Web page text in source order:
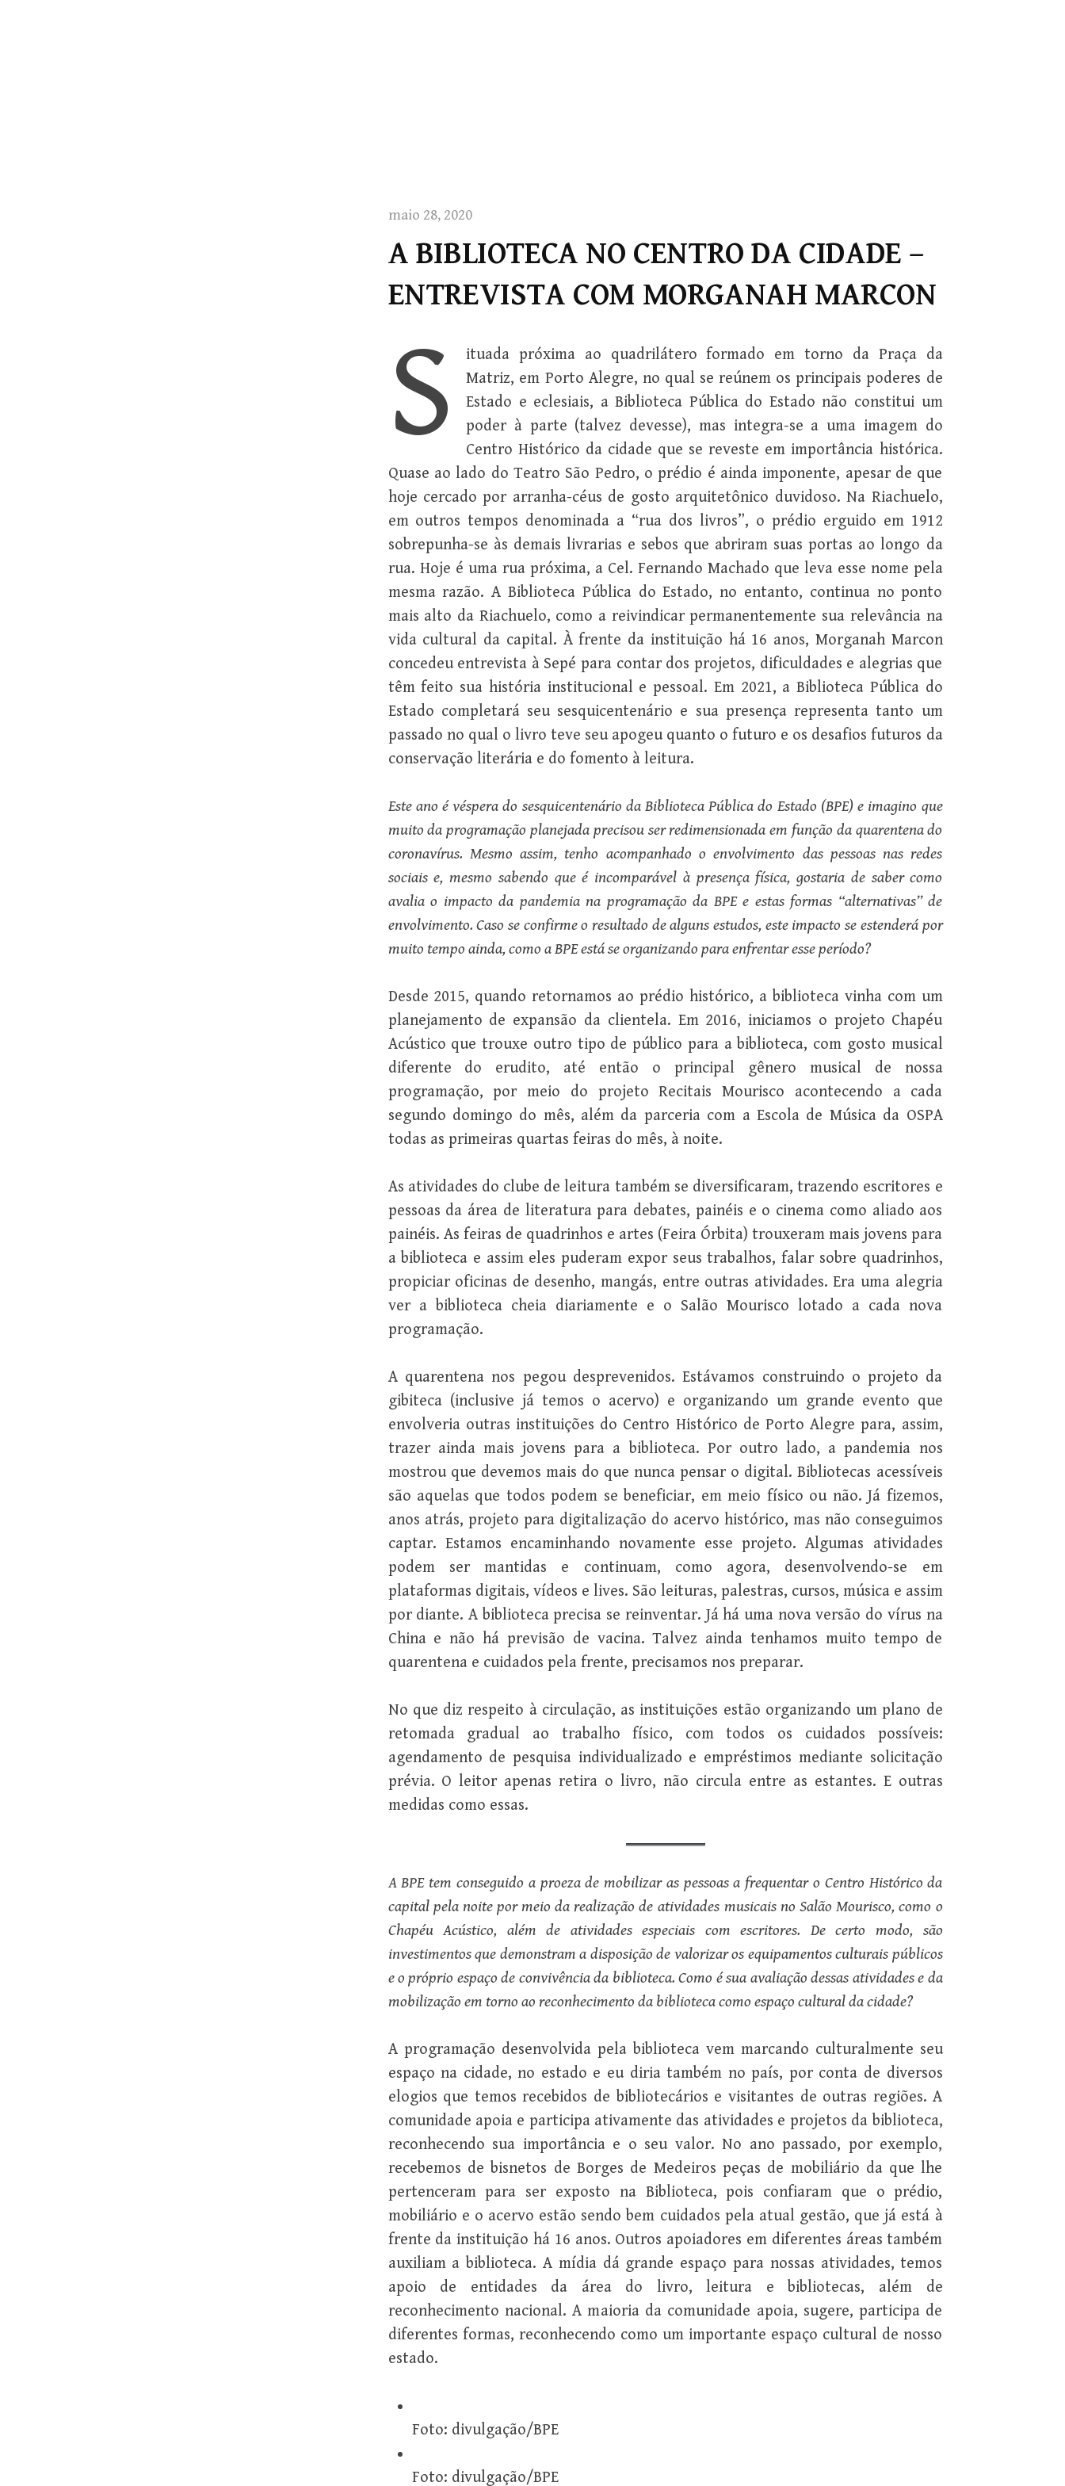
maio 28, 2020
A BIBLIOTECA NO CENTRO DA CIDADE –
ENTREVISTA COM MORGANAH MARCON
S
ituada próxima ao quadrilátero formado em torno da Praça da
Matriz, em Porto Alegre, no qual se reúnem os principais poderes de
Estado e eclesiais, a Biblioteca Pública do Estado não constitui um
poder à parte (talvez devesse), mas integra-se a uma imagem do
Centro Histórico da cidade que se reveste em importância histórica.
Quase ao lado do Teatro São Pedro, o prédio é ainda imponente, apesar de que
hoje cercado por arranha-céus de gosto arquitetônico duvidoso. Na Riachuelo,
em outros tempos denominada a “rua dos livros”, o prédio erguido em 1912
sobrepunha-se às demais livrarias e sebos que abriram suas portas ao longo da
rua. Hoje é uma rua próxima, a Cel. Fernando Machado que leva esse nome pela
mesma razão. A Biblioteca Pública do Estado, no entanto, continua no ponto
mais alto da Riachuelo, como a reivindicar permanentemente sua relevância na
vida cultural da capital. À frente da instituição há 16 anos, Morganah Marcon
concedeu entrevista à Sepé para contar dos projetos, dificuldades e alegrias que
têm feito sua história institucional e pessoal. Em 2021, a Biblioteca Pública do
Estado completará seu sesquicentenário e sua presença representa tanto um
passado no qual o livro teve seu apogeu quanto o futuro e os desafios futuros da
conservação literária e do fomento à leitura.
Este ano é véspera do sesquicentenário da Biblioteca Pública do Estado (BPE) e imagino que
muito da programação planejada precisou ser redimensionada em função da quarentena do
coronavírus. Mesmo assim, tenho acompanhado o envolvimento das pessoas nas redes
sociais e, mesmo sabendo que é incomparável à presença física, gostaria de saber como
avalia o impacto da pandemia na programação da BPE e estas formas “alternativas” de
envolvimento. Caso se confirme o resultado de alguns estudos, este impacto se estenderá por
muito tempo ainda, como a BPE está se organizando para enfrentar esse período?
Desde 2015, quando retornamos ao prédio histórico, a biblioteca vinha com um
planejamento de expansão da clientela. Em 2016, iniciamos o projeto Chapéu
Acústico que trouxe outro tipo de público para a biblioteca, com gosto musical
diferente do erudito, até então o principal gênero musical de nossa
programação, por meio do projeto Recitais Mourisco acontecendo a cada
segundo domingo do mês, além da parceria com a Escola de Música da OSPA
todas as primeiras quartas feiras do mês, à noite.
As atividades do clube de leitura também se diversificaram, trazendo escritores e
pessoas da área de literatura para debates, painéis e o cinema como aliado aos
painéis. As feiras de quadrinhos e artes (Feira Órbita) trouxeram mais jovens para
a biblioteca e assim eles puderam expor seus trabalhos, falar sobre quadrinhos,
propiciar oficinas de desenho, mangás, entre outras atividades. Era uma alegria
ver a biblioteca cheia diariamente e o Salão Mourisco lotado a cada nova
programação.
A quarentena nos pegou desprevenidos. Estávamos construindo o projeto da
gibiteca (inclusive já temos o acervo) e organizando um grande evento que
envolveria outras instituições do Centro Histórico de Porto Alegre para, assim,
trazer ainda mais jovens para a biblioteca. Por outro lado, a pandemia nos
mostrou que devemos mais do que nunca pensar o digital. Bibliotecas acessíveis
são aquelas que todos podem se beneficiar, em meio físico ou não. Já fizemos,
anos atrás, projeto para digitalização do acervo histórico, mas não conseguimos
captar. Estamos encaminhando novamente esse projeto. Algumas atividades
podem ser mantidas e continuam, como agora, desenvolvendo-se em
plataformas digitais, vídeos e lives. São leituras, palestras, cursos, música e assim
por diante. A biblioteca precisa se reinventar. Já há uma nova versão do vírus na
China e não há previsão de vacina. Talvez ainda tenhamos muito tempo de
quarentena e cuidados pela frente, precisamos nos preparar.
No que diz respeito à circulação, as instituições estão organizando um plano de
retomada gradual ao trabalho físico, com todos os cuidados possíveis:
agendamento de pesquisa individualizado e empréstimos mediante solicitação
prévia. O leitor apenas retira o livro, não circula entre as estantes. E outras
medidas como essas.
A BPE tem conseguido a proeza de mobilizar as pessoas a frequentar o Centro Histórico da
capital pela noite por meio da realização de atividades musicais no Salão Mourisco, como o
Chapéu Acústico, além de atividades especiais com escritores. De certo modo, são
investimentos que demonstram a disposição de valorizar os equipamentos culturais públicos
e o próprio espaço de convivência da biblioteca. Como é sua avaliação dessas atividades e da
mobilização em torno ao reconhecimento da biblioteca como espaço cultural da cidade?
A programação desenvolvida pela biblioteca vem marcando culturalmente seu
espaço na cidade, no estado e eu diria também no país, por conta de diversos
elogios que temos recebidos de bibliotecários e visitantes de outras regiões. A
comunidade apoia e participa ativamente das atividades e projetos da biblioteca,
reconhecendo sua importância e o seu valor. No ano passado, por exemplo,
recebemos de bisnetos de Borges de Medeiros peças de mobiliário da que lhe
pertenceram para ser exposto na Biblioteca, pois confiaram que o prédio,
mobiliário e o acervo estão sendo bem cuidados pela atual gestão, que já está à
frente da instituição há 16 anos. Outros apoiadores em diferentes áreas também
auxiliam a biblioteca. A mídia dá grande espaço para nossas atividades, temos
apoio de entidades da área do livro, leitura e bibliotecas, além de
reconhecimento nacional. A maioria da comunidade apoia, sugere, participa de
diferentes formas, reconhecendo como um importante espaço cultural de nosso
estado.
Foto: divulgação/BPE
Foto: divulgação/BPE